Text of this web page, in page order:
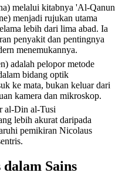
melalui kitabnya 'Al-Qanun
menjadi rujukan utama
lebih dari lima abad. Ia
penyakit dan pentingnya
menemukannya.
adalah pelopor metode
bidang optik
ke mata, bukan keluar dari
kamera dan mikroskop.
al-Din al-Tusi
lebih akurat daripada
pemikiran Nicolaus
Sains